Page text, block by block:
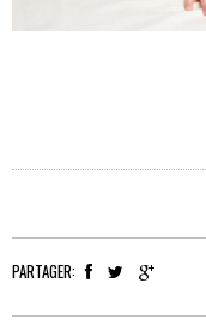
PARTAGER: